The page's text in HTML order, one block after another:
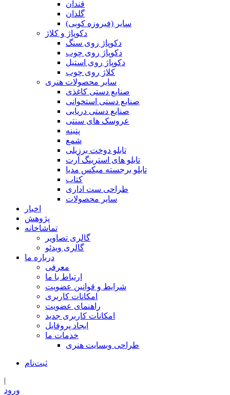
قندان
گلدان
سایر (فیروزه کوبی)
دکوپاژ و کلاژ
دکوپاژ روی سنگ
دکوپاژ روی چوب
دکوپاژ روی استیل
کلاژ روی چوب
سایر محصولات هنری
صنایع دستی کاغذی
صنایع دستی استخوانی
صنایع دستی دریایی
عروسک های سنتی
پتینه
شمع
تابلو دوخت برزیلی
تابلو های استرینگ آرت
تابلو برجسته میکس مدیا
کتاب
طراحی ست اداری
سایر محصولات
اخبار
پژوهش
تماشاخانه
گالری تصاویر
گالری ویدئو
درباره ما
معرفی
ارتباط با ما
شرایط و قوانین عضویت
امکانات کاربری
راهنمای عضویت
امکانات کاربری جدید
ایجاد پروفایل
خدمات ما
طراحی وبسایت هنری
ثبت‌نام
|
ورود